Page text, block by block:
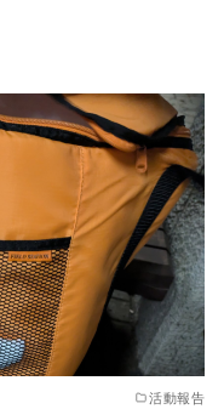
活動報告